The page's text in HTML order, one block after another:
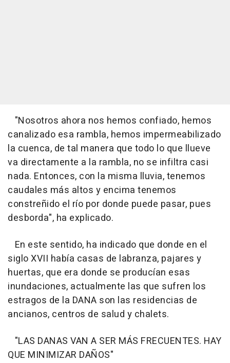
"Nosotros ahora nos hemos confiado, hemos
canalizado esa rambla, hemos impermeabilizado
la cuenca, de tal manera que todo lo que llueve
va directamente a la rambla, no se infiltra casi
nada. Entonces, con la misma lluvia, tenemos
caudales más altos y encima tenemos
constreñido el río por donde puede pasar, pues
desborda", ha explicado.
En este sentido, ha indicado que donde en el
siglo XVII había casas de labranza, pajares y
huertas, que era donde se producían esas
inundaciones, actualmente las que sufren los
estragos de la DANA son las residencias de
ancianos, centros de salud y chalets.
"LAS DANAS VAN A SER MÁS FRECUENTES. HAY
QUE MINIMIZAR DAÑOS"